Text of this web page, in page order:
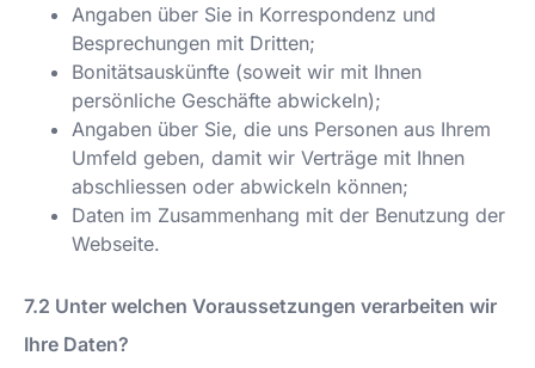
Angaben über Sie in Korrespondenz und
Besprechungen mit Dritten;
Bonitätsauskünfte (soweit wir mit Ihnen
persönliche Geschäfte abwickeln);
Angaben über Sie, die uns Personen aus Ihrem
Umfeld geben, damit wir Verträge mit Ihnen
abschliessen oder abwickeln können;
Daten im Zusammenhang mit der Benutzung der
Webseite.
Unter welchen Voraussetzungen verarbeiten wir
Ihre Daten?